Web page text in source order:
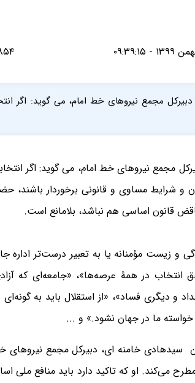
۲۸۵۴
مجمع نیروهای خط امام، می گوید: اگر
مجمع نیروهای خط امام، می گوید: اگر
شرایط مساوی و قانونی برخوردار باشند،
قانون اساسی هم نباشد، بلامانع است.
و زیست مؤمنانه یا به تعبیر درست‌تر اداره
انتخاب در همۀ عرصه‌ها»، «جامعه‌ای که
و دیگری فساد»، «از استقلال باید به گونه‌ای
خواسته ما در جهان نشود.» و ...
سیدهادی خامنه ای، دبیرکل مجمع نیروهای
می‌کند. او که تاکید دارد باید منافع ملی